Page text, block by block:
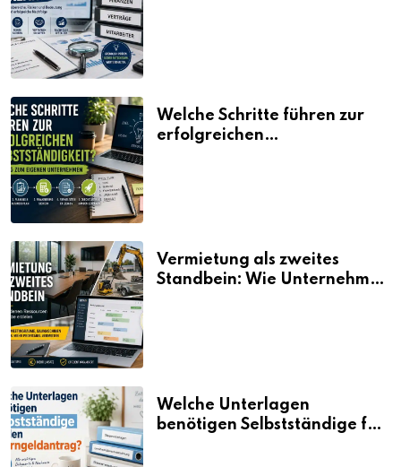
Welche Schritte führen zur
erfolgreichen
Vermietung als zweites
Standbein: Wie Unternehmen
Welche Unterlagen
benötigen Selbstständige für